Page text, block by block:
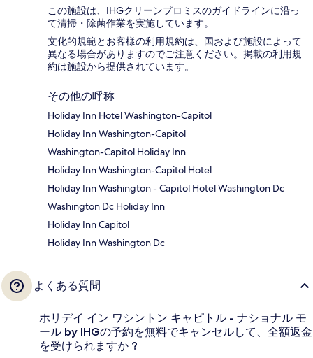
この施設は、IHGクリーンプロミスのガイドラインに沿っ
て清掃・除菌作業を実施しています。
文化的規範とお客様の利用規約は、国および施設によって
異なる場合がありますのでご注意ください。掲載の利用規
約は施設から提供されています。
その他の呼称
Holiday Inn Hotel Washington-Capitol
Holiday Inn Washington-Capitol
Washington-Capitol Holiday Inn
Holiday Inn Washington-Capitol Hotel
Holiday Inn Washington - Capitol Hotel Washington Dc
Washington Dc Holiday Inn
Holiday Inn Capitol
Holiday Inn Washington Dc
よくある質問
ホリデイ イン ワシントン キャピトル - ナショナル モ
ール by IHGの予約を無料でキャンセルして、全額返金
を受けられますか ?